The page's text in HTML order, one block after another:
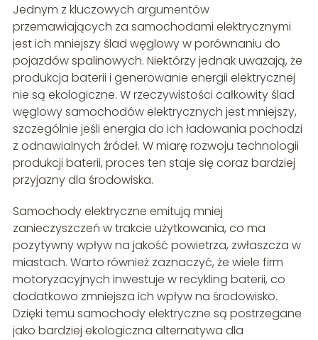
Jednym z kluczowych argumentów
przemawiających za samochodami elektrycznymi
jest ich mniejszy ślad węglowy w porównaniu do
pojazdów spalinowych. Niektórzy jednak uważają, że
produkcja baterii i generowanie energii elektrycznej
nie są ekologiczne. W rzeczywistości całkowity ślad
węglowy samochodów elektrycznych jest mniejszy,
szczególnie jeśli energia do ich ładowania pochodzi
z odnawialnych źródeł. W miarę rozwoju technologii
produkcji baterii, proces ten staje się coraz bardziej
przyjazny dla środowiska.
Samochody elektryczne emitują mniej
zanieczyszczeń w trakcie użytkowania, co ma
pozytywny wpływ na jakość powietrza, zwłaszcza w
miastach. Warto również zaznaczyć, że wiele firm
motoryzacyjnych inwestuje w recykling baterii, co
dodatkowo zmniejsza ich wpływ na środowisko.
Dzięki temu samochody elektryczne są postrzegane
jako bardziej ekologiczna alternatywa dla